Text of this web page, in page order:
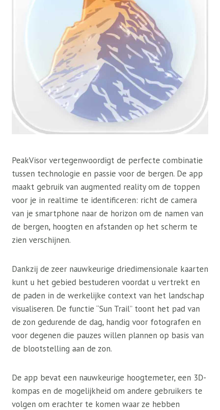
PeakVisor vertegenwoordigt de perfecte combinatie
tussen technologie en passie voor de bergen. De app
maakt gebruik van augmented reality om de toppen
voor je in realtime te identificeren: richt de camera
van je smartphone naar de horizon om de namen van
de bergen, hoogten en afstanden op het scherm te
zien verschijnen.
Dankzij de zeer nauwkeurige driedimensionale kaarten
kunt u het gebied bestuderen voordat u vertrekt en
de paden in de werkelijke context van het landschap
visualiseren. De functie “Sun Trail” toont het pad van
de zon gedurende de dag, handig voor fotografen en
voor degenen die pauzes willen plannen op basis van
de blootstelling aan de zon.
De app bevat een nauwkeurige hoogtemeter, een 3D-
kompas en de mogelijkheid om andere gebruikers te
volgen om erachter te komen waar ze hebben